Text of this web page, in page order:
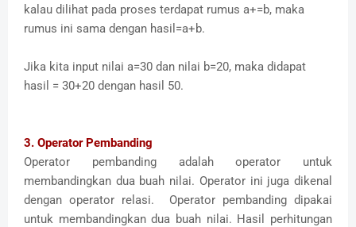
kalau dilihat pada proses terdapat rumus a+=b, maka
rumus ini sama dengan hasil=a+b.
Jika kita input nilai a=30 dan nilai b=20, maka didapat
hasil = 30+20 dengan hasil 50.
3. Operator Pembanding
Operator pembanding adalah operator untuk
membandingkan dua buah nilai. Operator ini juga dikenal
dengan operator relasi. Operator pembanding dipakai
untuk membandingkan dua buah nilai. Hasil perhitungan